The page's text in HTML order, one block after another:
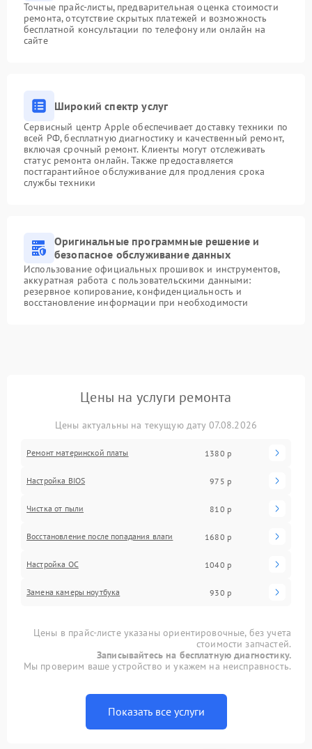
Точные прайс-листы, предварительная оценка стоимости
ремонта, отсутствие скрытых платежей и возможность
бесплатной консультации по телефону или онлайн на
сайте
Широкий спектр услуг
Сервисный центр Apple обеспечивает доставку техники по
всей РФ, бесплатную диагностику и качественный ремонт,
включая срочный ремонт. Клиенты могут отслеживать
статус ремонта онлайн. Также предоставляется
постгарантийное обслуживание для продления срока
службы техники
Оригинальные программные решение и
безопасное обслуживание данных
Использование официальных прошивок и инструментов,
аккуратная работа с пользовательскими данными:
резервное копирование, конфиденциальность и
восстановление информации при необходимости
Цены на услуги ремонта
Цены актуальны на текущую дату 07.08.2026
Ремонт материнской платы 1380 р
Настройка BIOS 975 р
Чистка от пыли 810 р
Восстановление после попадания влаги 1680 р
Настройка ОС 1040 р
Замена камеры ноутбука 930 р
Цены в прайс-листе указаны ориентировочные, без учета
стоимости запчастей.
Записывайтесь на бесплатную диагностику.
Мы проверим ваше устройство и укажем на неисправность.
Показать все услуги